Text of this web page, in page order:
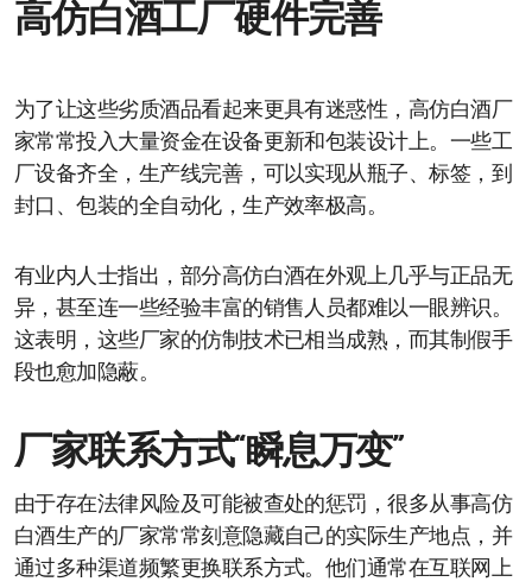
高仿白酒工厂硬件完善
为了让这些劣质酒品看起来更具有迷惑性，高仿白酒厂
家常常投入大量资金在设备更新和包装设计上。一些工
厂设备齐全，生产线完善，可以实现从瓶子、标签，到
封口、包装的全自动化，生产效率极高。
有业内人士指出，部分高仿白酒在外观上几乎与正品无
异，甚至连一些经验丰富的销售人员都难以一眼辨识。
这表明，这些厂家的仿制技术已相当成熟，而其制假手
段也愈加隐蔽。
厂家联系方式“瞬息万变”
由于存在法律风险及可能被查处的惩罚，很多从事高仿
白酒生产的厂家常常刻意隐藏自己的实际生产地点，并
通过多种渠道频繁更换联系方式。他们通常在互联网上